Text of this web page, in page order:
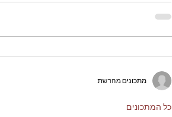
בטירוף - השף מיכה כלפה
כל המתכונים
מתכונים מהרשת